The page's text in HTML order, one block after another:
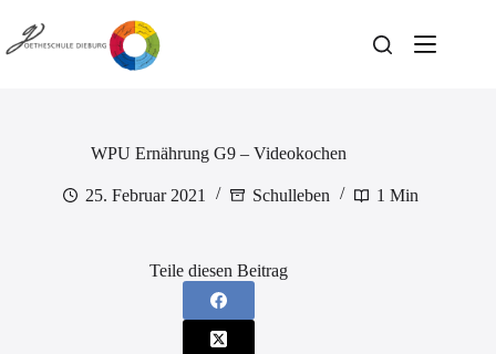
Inhalt
springen
WPU Ernährung G9 – Videokochen
25. Februar 2021 Schulleben 1 Min
Teile diesen Beitrag